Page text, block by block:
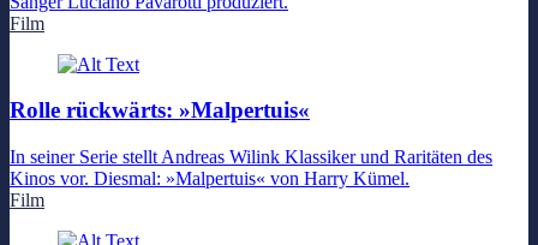
Film
Rolle rückwärts: »Malpertuis«
In seiner Serie stellt Andreas Wilink Klassiker und Raritäten des
Kinos vor. Diesmal: »Malpertuis« von Harry Kümel.
Film